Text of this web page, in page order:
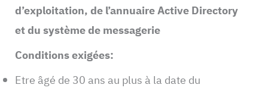
d’exploitation, de l’annuaire Active Directory
et du système de messagerie
Conditions exigées:
Etre âgé de 30 ans au plus à la date du